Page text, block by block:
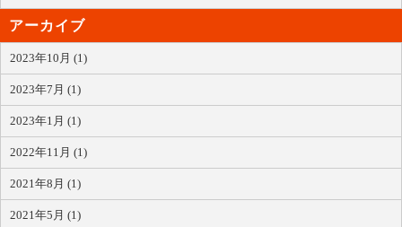
アーカイブ
2023年10月 (1)
2023年7月 (1)
2023年1月 (1)
2022年11月 (1)
2021年8月 (1)
2021年5月 (1)